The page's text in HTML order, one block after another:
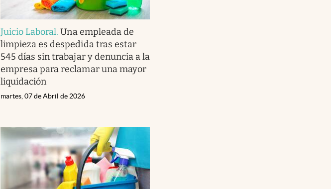
Juicio Laboral.Una empleada de
limpieza es despedida tras estar
545 días sin trabajar y denuncia a la
empresa para reclamar una mayor
liquidación
martes, 07 de Abril de 2026